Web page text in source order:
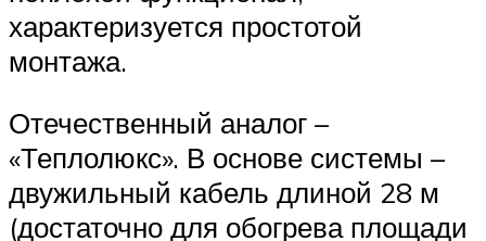
характеризуется простотой
монтажа.
Отечественный аналог –
«Теплолюкс». В основе системы –
двужильный кабель длиной 28 м
(достаточно для обогрева площади